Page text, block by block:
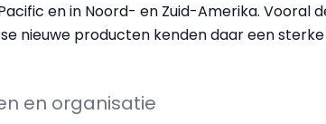
en in Noord- en Zuid-Amerika. Vooral
nieuwe producten kenden daar een
en organisatie